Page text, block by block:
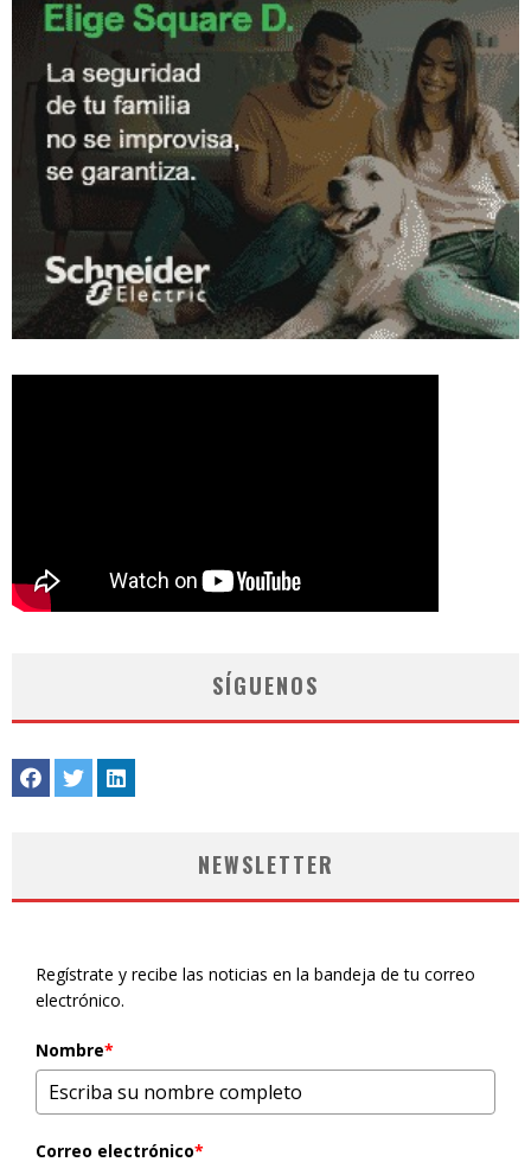
SÍGUENOS
NEWSLETTER
Regístrate y recibe las noticias en la bandeja de tu correo
electrónico.
Nombre*
Correo electrónico*